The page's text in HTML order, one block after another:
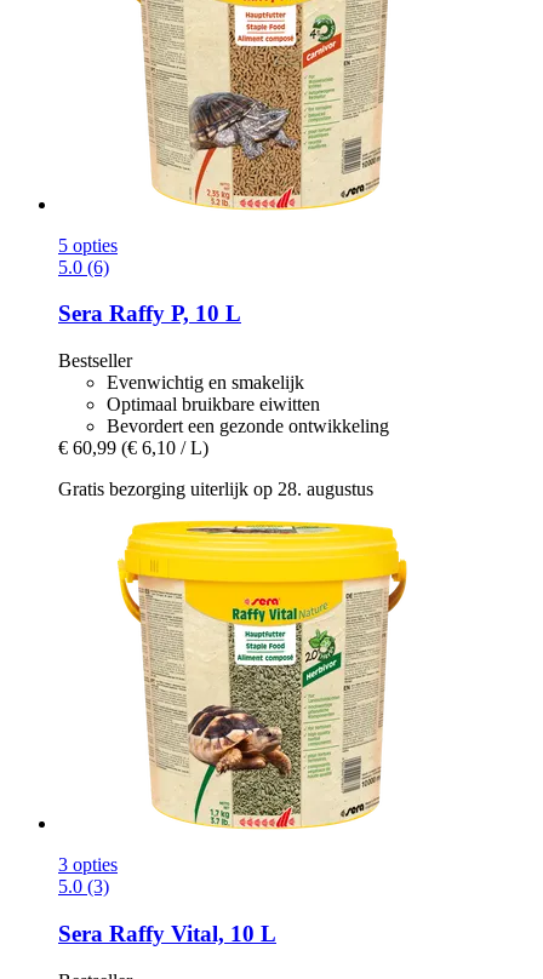
5 opties
5.0 (6)
Sera Raffy P, 10 L
Bestseller
Evenwichtig en smakelijk
Optimaal bruikbare eiwitten
Bevordert een gezonde ontwikkeling
€ 60,99 (€ 6,10 / L)
Gratis bezorging uiterlijk op 28. augustus
3 opties
5.0 (3)
Sera Raffy Vital, 10 L